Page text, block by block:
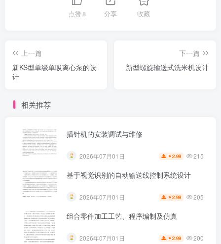
点赞8 分享 收藏
上一篇
新KS型单级单吸离心泵的设
计
下一篇
新型螺旋输送式洗米机设计
相关推荐
插针机的安装调试与维修
2026年07月01日 ￥2.99 215
基于视觉识别的自动输送线控制系统设计
2026年07月01日 ￥2.99 205
组合零件加工工艺、程序编制及仿真
2026年07月01日 ￥2.99 200